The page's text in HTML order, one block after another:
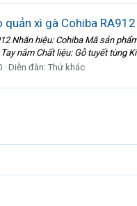
quản xì gà Cohiba RA912
Nhãn hiệu: Cohiba Mã sản
nắm Chất liệu: Gỗ tuyết tùng
Diễn đàn: Thứ khác